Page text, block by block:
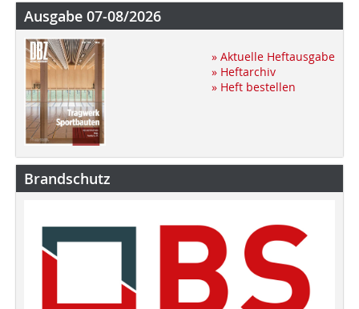
Ausgabe 07-08/2026
» Aktuelle Heftausgabe
» Heftarchiv
» Heft bestellen
Brandschutz